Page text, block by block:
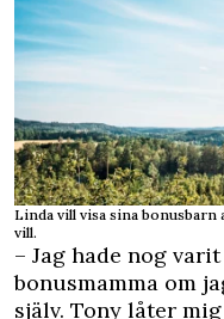
Linda vill visa sina
vill.
– Jag hade nog
bonusmamma om
själv. Tony låter